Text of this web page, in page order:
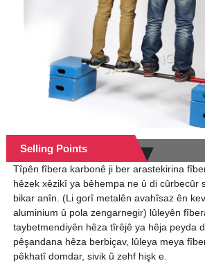
Selling Points
Tîpên fîbera karbonê ji ber arastekirina
hêzek xêzikî ya bêhempa ne û di cûrbecûr
bikar anîn. (Li gorî metalên avahîsaz ên
aluminium û pola zengarnegir) lûleyên
taybetmendiyên hêza tîrêjê ya hêja peyda
pêşandana hêza berbiçav, lûleya meya
pêkhatî domdar, sivik û zehf hişk e.